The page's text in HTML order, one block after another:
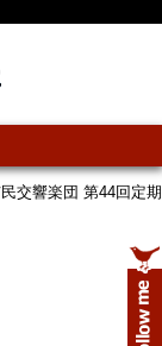
交響楽団 第44回定期